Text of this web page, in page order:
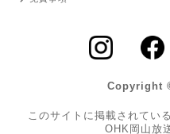
Copyright
このサイトに掲載されてい
OHK岡山放